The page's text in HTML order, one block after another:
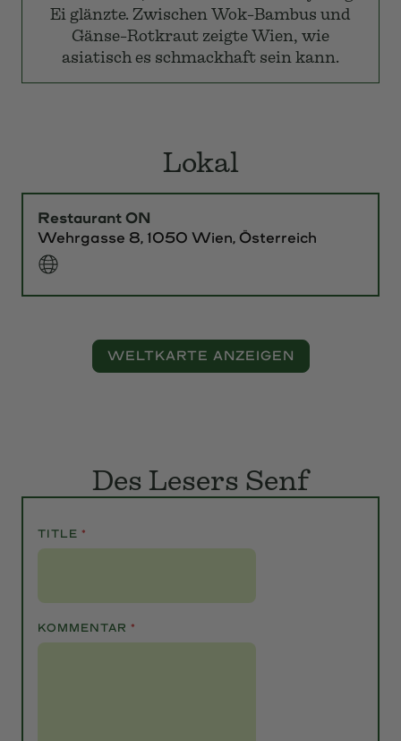
Eine Küche wo man sich nicht so schnell
satt essen wird und das gilt für kreative
und klassische chinesische Foodies!
Beim Edel-Chinesen ON knusperte der
Gänse-Rotkraut zeigte Wien, wie
asiatisch es schmackhaft sein kann.
Lokal
WELTKARTE ANZEIGEN